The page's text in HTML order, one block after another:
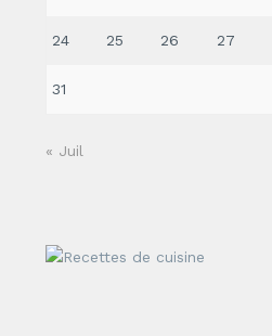
24 25 26 27
31
« Juil